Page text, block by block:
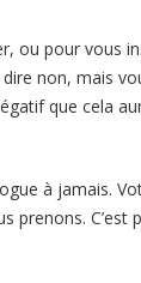
ou pour vous
non, mais
que cela
à jamais.
C’est